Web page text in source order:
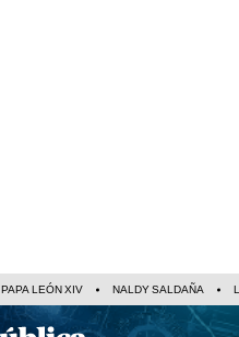
PAPA LEÓN XIV NALDY SALDAÑA